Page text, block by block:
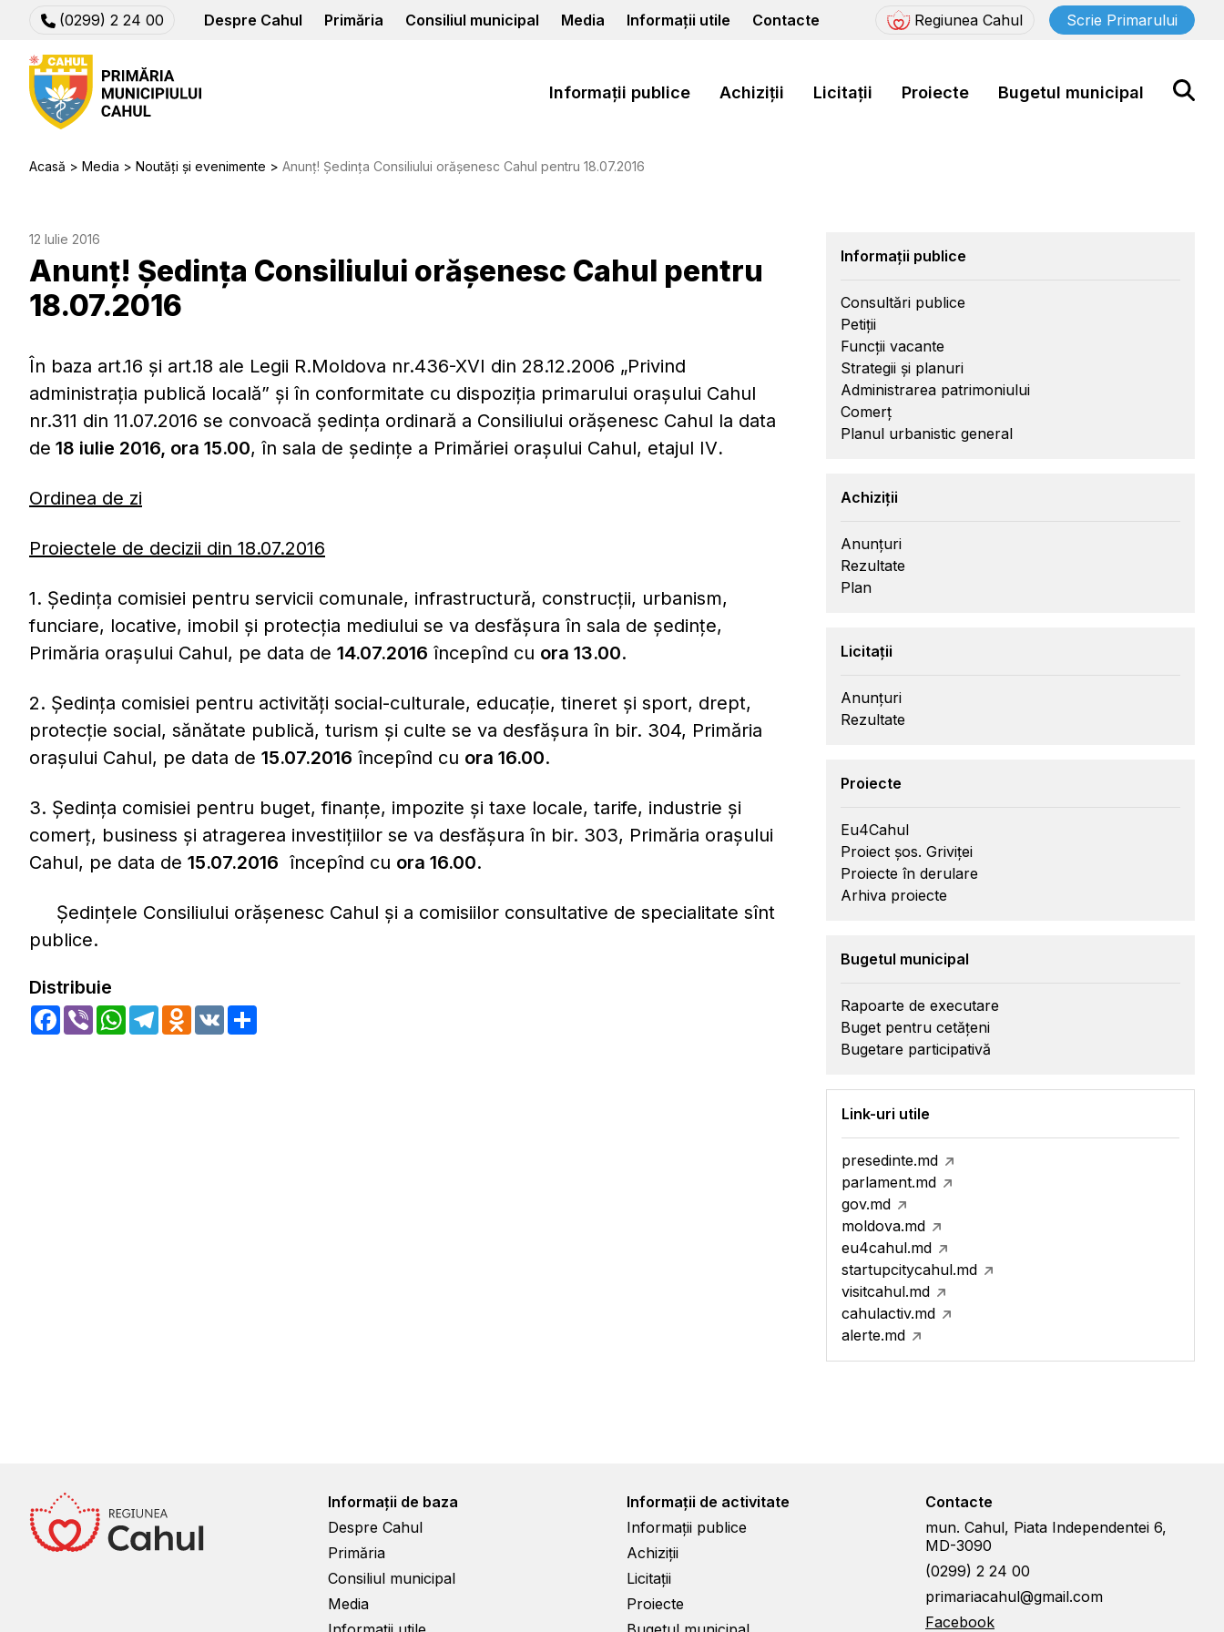
(0299) 2 24 00 Despre Cahul Primăria Consiliul municipal Media Informații utile Contacte Regiunea Cahul Scrie Primarului
Informații publice Achiziții Licitații Proiecte Bugetul municipal
Acasă Media Noutăți și evenimente Anunț! Ședința Consiliului orășenesc Cahul pentru 18.07.2016
12 Iulie 2016
Anunț! Ședința Consiliului orășenesc Cahul pentru
18.07.2016
În baza art.16 şi art.18 ale Legii R.Moldova nr.436-XVI din 28.12.2006 „Privind
administraţia publică locală” şi în conformitate cu dispoziţia primarului oraşului Cahul
nr.311 din 11.07.2016 se convoacă şedinţa ordinară a Consiliului orăşenesc Cahul la data
de 18 iulie 2016, ora 15.00, în sala de şedinţe a Primăriei oraşului Cahul, etajul IV.
Ordinea de zi
Proiectele de decizii din 18.07.2016
1. Ședința comisiei pentru servicii comunale, infrastructură, construcții, urbanism,
funciare, locative, imobil și protecția mediului se va desfășura în sala de ședințe,
Primăria orașului Cahul, pe data de 14.07.2016 începînd cu ora 13.00.
2. Ședința comisiei pentru activități social-culturale, educație, tineret și sport, drept,
protecție social, sănătate publică, turism și culte se va desfășura în bir. 304, Primăria
orașului Cahul, pe data de 15.07.2016 începînd cu ora 16.00.
3. Ședința comisiei pentru buget, finanțe, impozite și taxe locale, tarife, industrie și
comerț, business și atragerea investițiilor se va desfășura în bir. 303, Primăria orașului
Cahul, pe data de 15.07.2016 începînd cu ora 16.00.
Ședințele Consiliului orășenesc Cahul și a comisiilor consultative de specialitate sînt
publice.
Distribuie
Facebook
Viber WhatsApp
TelegramOdnoklassniki
VK
Informații publice
Consultări publice
Petiții
Funcții vacante
Strategii și planuri
Administrarea patrimoniului
Comerț
Planul urbanistic general
Achiziții
Anunțuri
Rezultate
Plan
Licitații
Anunțuri
Rezultate
Proiecte
Eu4Cahul
Proiect șos. Griviței
Proiecte în derulare
Arhiva proiecte
Bugetul municipal
Rapoarte de executare
Buget pentru cetățeni
Bugetare participativă
Link-uri utile
presedinte.md
parlament.md
gov.md
moldova.md
eu4cahul.md
startupcitycahul.md
visitcahul.md
cahulactiv.md
alerte.md
Informații de baza
Despre Cahul
Primăria
Consiliul municipal
Media
Informații de activitate
Informații publice
Achiziții
Licitații
Proiecte
Contacte
mun. Cahul, Piata Independentei 6,
MD-3090
(0299) 2 24 00
primariacahul@gmail.com
Facebook